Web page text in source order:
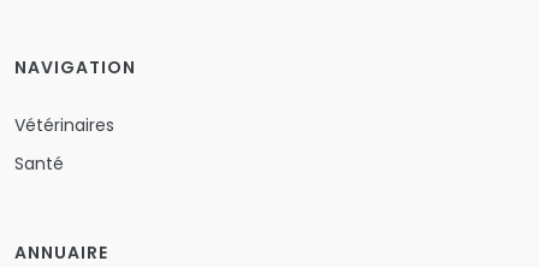
NAVIGATION
Vétérinaires
Santé
ANNUAIRE